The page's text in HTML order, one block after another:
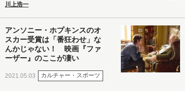
川上浩一
アンソニー・ホプキンスのオ
スカー受賞は「番狂わせ」な
んかじゃない！ 映画『ファ
ーザー』のここが凄い
2021.05.03 カルチャー・スポーツ